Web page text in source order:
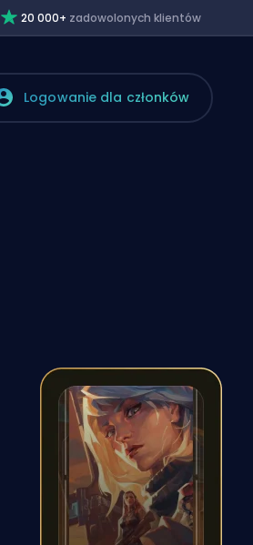
20 000+ zadowolonych klientów
Logowanie dla członków